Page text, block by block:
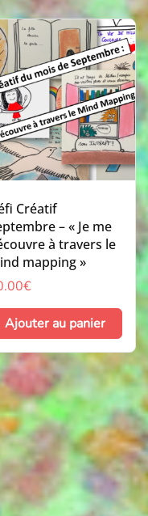
Créatif
– « Je me
à travers le
mapping »
€
Ajouter au panier